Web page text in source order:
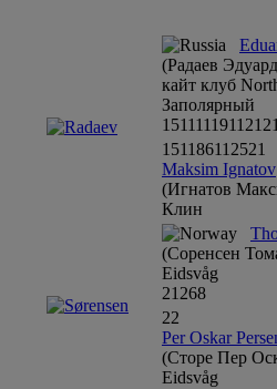
(Радаев
кайт клуб
Заполярный
1 51111191121 2
1 51186112521
Maksim Ignatov
(Игнатов
Клин
(Соренсен
Eidsvåg
21 268
22
Per Oskar
(Сторе Пер
Eidsvåg